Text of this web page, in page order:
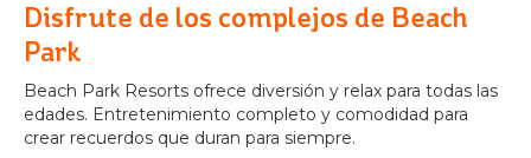
Disfrute de los complejos de Beach
Park
Beach Park Resorts ofrece diversión y relax para todas las
edades. Entretenimiento completo y comodidad para
crear recuerdos que duran para siempre.